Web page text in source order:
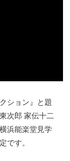
ション』と題
次郎 家伝十二
浜能楽堂見学
です。